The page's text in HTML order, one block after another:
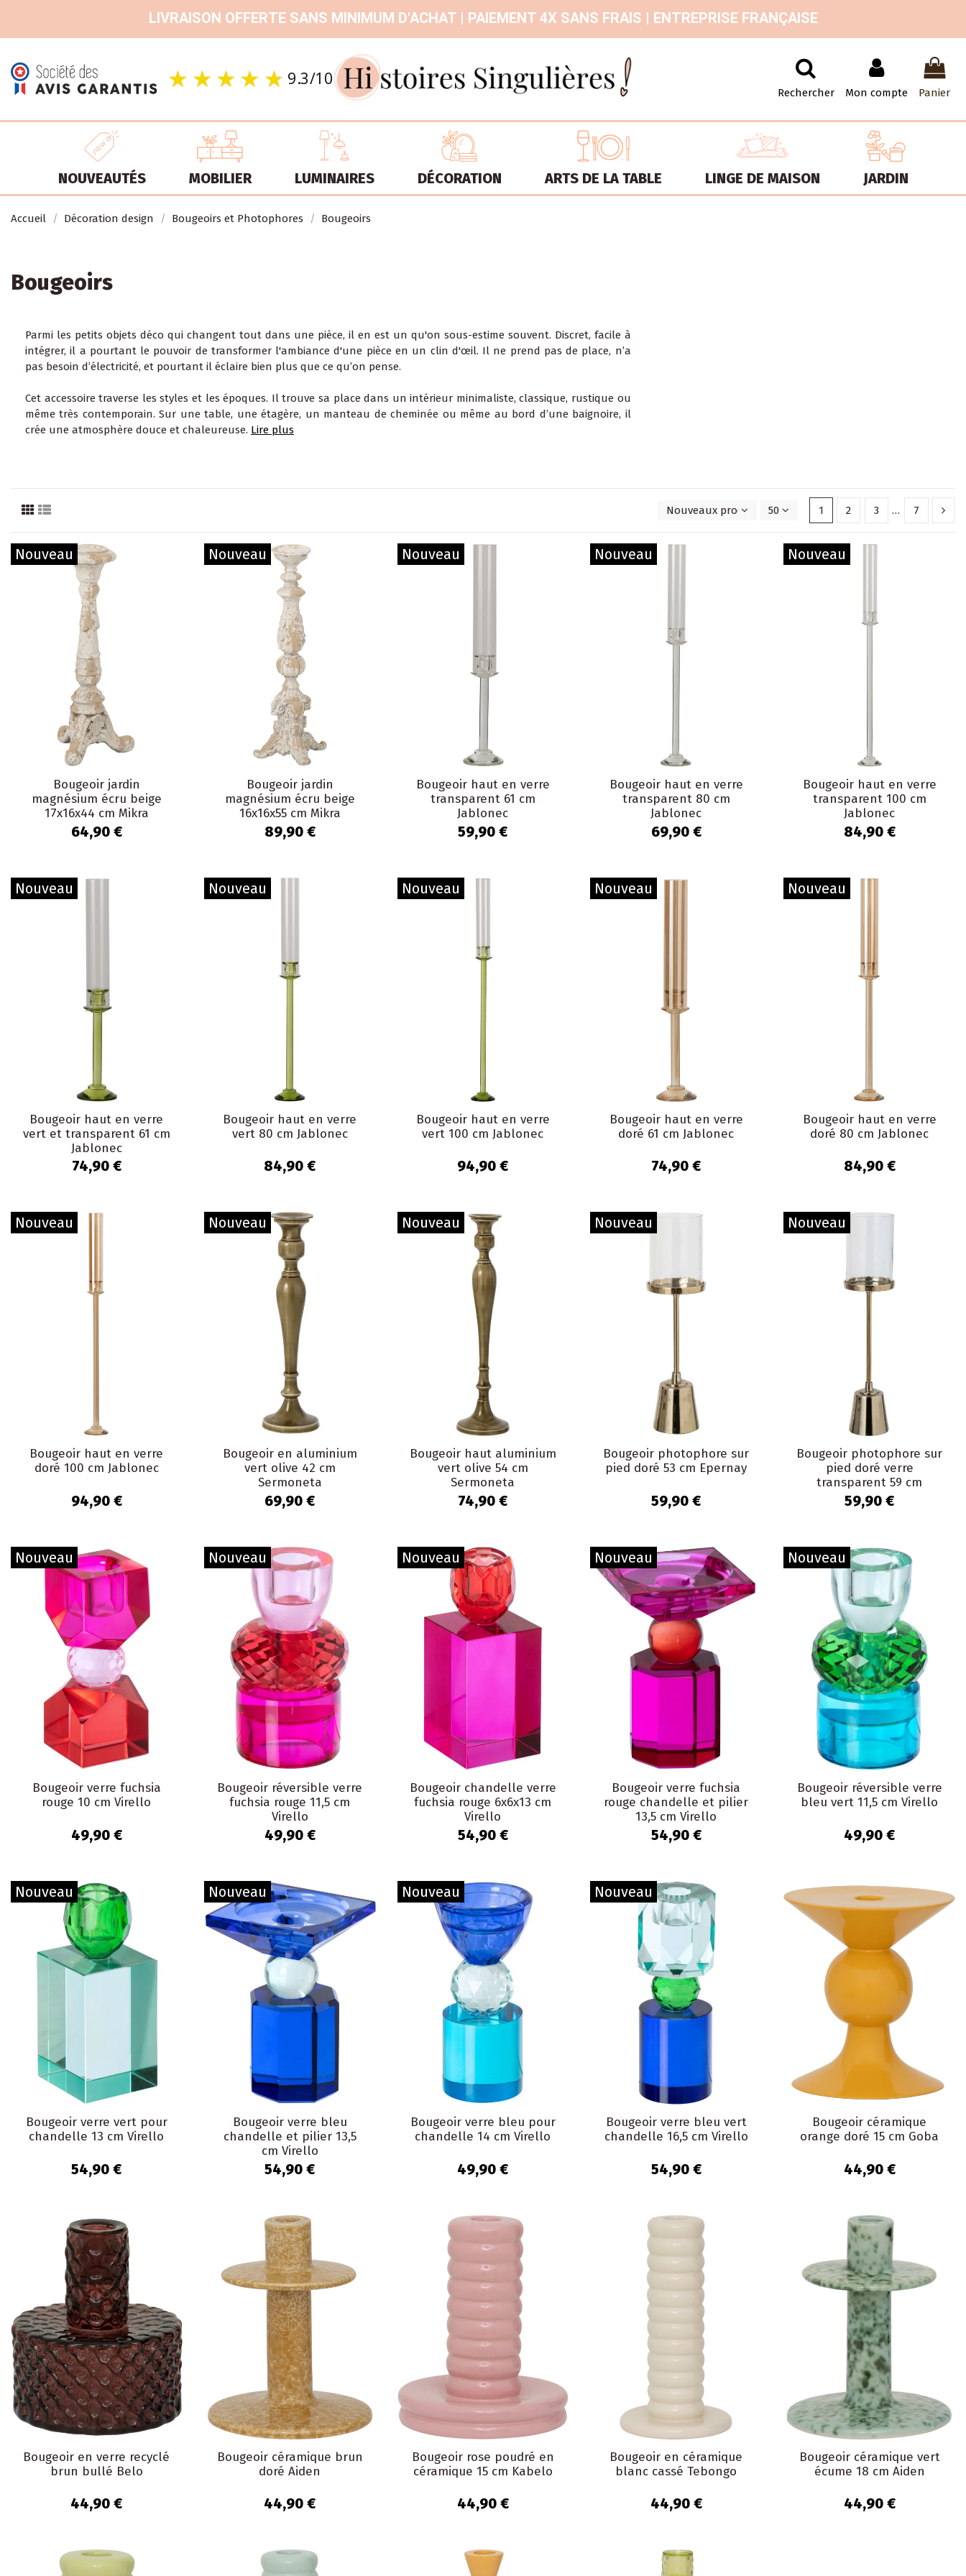
LIVRAISON OFFERTE SANS MINIMUM D'ACHAT | PAIEMENT 4X SANS FRAIS | ENTREPRISE FRANÇAISE
9.3/10 Rechercher Mon compte Panier
NOUVEAUTÉS MOBILIER LUMINAIRES DÉCORATION ARTS DE LA TABLE LINGE DE MAISON JARDIN
Accueil Décoration design Bougeoirs et Photophores Bougeoirs
Bougeoirs
Parmi les petits objets déco qui changent tout dans une pièce, il en est un qu'on sous-estime souvent. Discret, facile à
intégrer, il a pourtant le pouvoir de transformer l'ambiance d'une pièce en un clin d'œil. Il ne prend pas de place, n’a
pas besoin d’électricité, et pourtant il éclaire bien plus que ce qu’on pense.
Cet accessoire traverse les styles et les époques. Il trouve sa place dans un intérieur minimaliste, classique, rustique ou
même très contemporain. Sur une table, une étagère, un manteau de cheminée ou même au bord d’une baignoire, il
crée une atmosphère douce et chaleureuse. Lire plus
Nouveaux produits en premier
50 1 2 3 … 7
Nouveau
Bougeoir jardin
magnésium écru beige
17x16x44 cm Mikra
64,90 €
Nouveau
Bougeoir jardin
magnésium écru beige
16x16x55 cm Mikra
89,90 €
Nouveau
Bougeoir haut en verre
transparent 61 cm
Jablonec
59,90 €
Nouveau
Bougeoir haut en verre
transparent 80 cm
Jablonec
69,90 €
Nouveau
Bougeoir haut en verre
transparent 100 cm
Jablonec
84,90 €
Nouveau
Bougeoir haut en verre
vert et transparent 61 cm
Jablonec
74,90 €
Nouveau
Bougeoir haut en verre
vert 80 cm Jablonec
84,90 €
Nouveau
Bougeoir haut en verre
vert 100 cm Jablonec
94,90 €
Nouveau
Bougeoir haut en verre
doré 61 cm Jablonec
74,90 €
Nouveau
Bougeoir haut en verre
doré 80 cm Jablonec
84,90 €
Nouveau
Bougeoir haut en verre
doré 100 cm Jablonec
94,90 €
Nouveau
Bougeoir en aluminium
vert olive 42 cm
Sermoneta
69,90 €
Nouveau
Bougeoir haut aluminium
vert olive 54 cm
Sermoneta
74,90 €
Nouveau
Bougeoir photophore sur
pied doré 53 cm Epernay
59,90 €
Nouveau
Bougeoir photophore sur
pied doré verre
transparent 59 cm
Epernay
59,90 €
Nouveau
Bougeoir verre fuchsia
rouge 10 cm Virello
49,90 €
Nouveau
Bougeoir réversible verre
fuchsia rouge 11,5 cm
Virello
49,90 €
Nouveau
Bougeoir chandelle verre
fuchsia rouge 6x6x13 cm
Virello
54,90 €
Nouveau
Bougeoir verre fuchsia
rouge chandelle et pilier
13,5 cm Virello
54,90 €
Nouveau
Bougeoir réversible verre
bleu vert 11,5 cm Virello
49,90 €
Nouveau
Bougeoir verre vert pour
chandelle 13 cm Virello
54,90 €
Nouveau
Bougeoir verre bleu
chandelle et pilier 13,5
cm Virello
54,90 €
Nouveau
Bougeoir verre bleu pour
chandelle 14 cm Virello
49,90 €
Nouveau
Bougeoir verre bleu vert
chandelle 16,5 cm Virello
54,90 €
Bougeoir céramique
orange doré 15 cm Goba
44,90 €
Bougeoir en verre recyclé
brun bullé Belo
44,90 €
Bougeoir céramique brun
doré Aiden
44,90 €
Bougeoir rose poudré en
céramique 15 cm Kabelo
44,90 €
Bougeoir en céramique
blanc cassé Tebongo
44,90 €
Bougeoir céramique vert
écume 18 cm Aiden
44,90 €